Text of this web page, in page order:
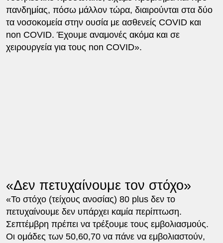
πανδημίας, πόσω μάλλον τώρα, διαιρούνται στα δύο
τα νοσοκομεία στην ουσία με ασθενείς COVID και
non COVID. Έχουμε αναμονές ακόμα και σε
χειρουργεία για τους non COVID».
«Δεν πετυχαίνουμε τον στόχο»
«Το στόχο (τείχους ανοσίας) 80 plus δεν το
πετυχαίνουμε δεν υπάρχει καμία περίπτωση.
Σεπτέμβρη πρέπει να τρέξουμε τους εμβολιασμούς.
Οι ομάδες των 50,60,70 να πάνε να εμβολιαστούν,